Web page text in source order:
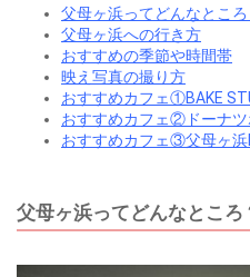
父母ヶ浜ってどんなところ
父母ヶ浜への行き方
おすすめの季節や時間帯
映え写真の撮り方
おすすめカフェ①BAKE
おすすめカフェ②ドーナツ
おすすめカフェ③父母ヶ浜
父母ヶ浜ってどんなところ